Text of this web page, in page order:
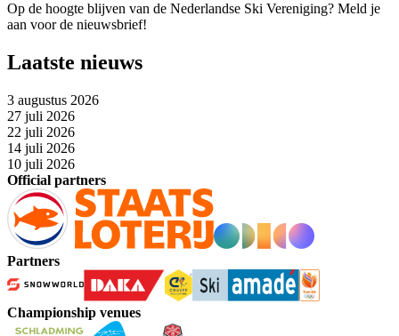
Op de hoogte blijven van de Nederlandse Ski Vereniging? Meld je
aan voor de nieuwsbrief!
Laatste nieuws
3 augustus 2026
27 juli 2026
22 juli 2026
14 juli 2026
10 juli 2026
Official partners
Partners
Championship venues